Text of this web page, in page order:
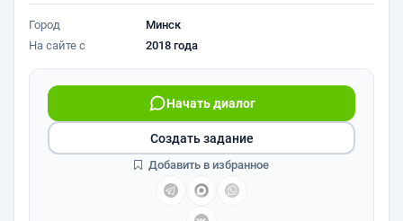
Город
Минск
На сайте с
2018 года
Начать диалог
Создать задание
Добавить в избранное